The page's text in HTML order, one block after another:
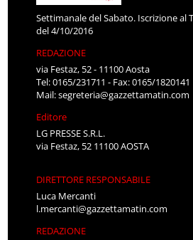
Settimanale del Sabato. Iscrizione al
del 4/10/2016
REDAZIONE
via Festaz, 52 - 11100 Aosta
Tel: 0165/231711 - Fax: 0165/1820141
Mail:segreteria@gazzettamatin.com
Editore
LG PRESSE S.R.L.
via Festaz, 52 11100 AOSTA
DIRETTORE RESPONSABILE
Luca Mercanti
l.mercanti@gazzettamatin.com
REDAZIONE